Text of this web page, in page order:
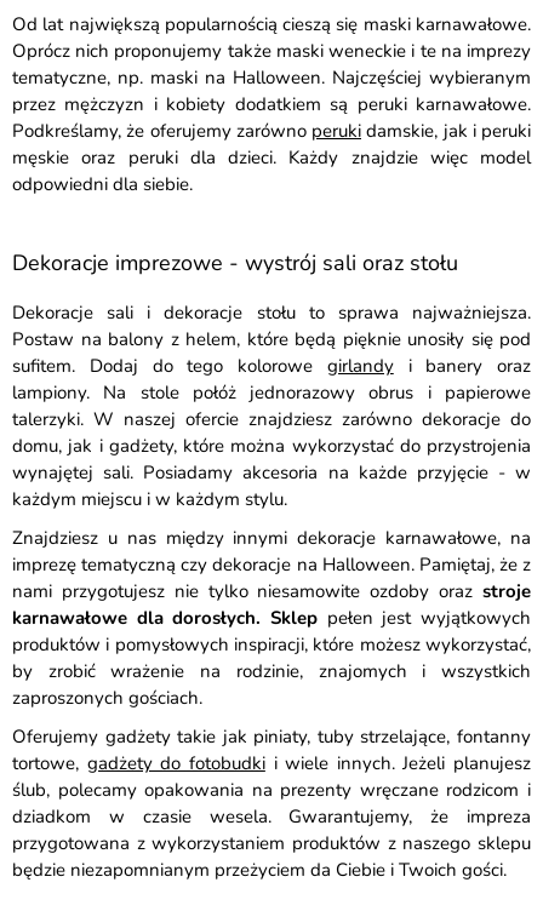
Od lat największą popularnością cieszą się maski karnawałowe.
Oprócz nich proponujemy także maski weneckie i te na imprezy
tematyczne, np. maski na Halloween. Najczęściej wybieranym
przez mężczyzn i kobiety dodatkiem są peruki karnawałowe.
Podkreślamy, że oferujemy zarówno peruki damskie, jak i peruki
męskie oraz peruki dla dzieci. Każdy znajdzie więc model
odpowiedni dla siebie.
Dekoracje imprezowe - wystrój sali oraz stołu
Dekoracje sali i dekoracje stołu to sprawa najważniejsza.
Postaw na balony z helem, które będą pięknie unosiły się pod
sufitem. Dodaj do tego kolorowe girlandyi banery oraz
lampiony. Na stole połóż jednorazowy obrus i papierowe
talerzyki. W naszej ofercie znajdziesz zarówno dekoracje do
domu, jak i gadżety, które można wykorzystać do przystrojenia
wynajętej sali. Posiadamy akcesoria na każde przyjęcie - w
każdym miejscu i w każdym stylu.
Znajdziesz u nas między innymi dekoracje karnawałowe, na
imprezę tematyczną czy dekoracje na Halloween. Pamiętaj, że z
nami przygotujesz nie tylko niesamowite ozdoby oraz stroje
karnawałowe dla dorosłych. Sklep pełen jest wyjątkowych
produktów i pomysłowych inspiracji, które możesz wykorzystać,
by zrobić wrażenie na rodzinie, znajomych i wszystkich
zaproszonych gościach.
Oferujemy gadżety takie jak piniaty, tuby strzelające, fontanny
tortowe, gadżety do fotobudkii wiele innych. Jeżeli planujesz
ślub, polecamy opakowania na prezenty wręczane rodzicom i
dziadkom w czasie wesela. Gwarantujemy, że impreza
przygotowana z wykorzystaniem produktów z naszego sklepu
będzie niezapomnianym przeżyciem da Ciebie i Twoich gości.